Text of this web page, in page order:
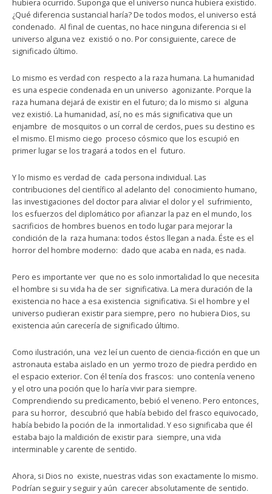
hubiera ocurrido. Suponga que el universo nunca hubiera existido.
¿Qué diferencia sustancial haría? De todos modos, el universo está
condenado. Al final de cuentas, no hace ninguna diferencia si el
universo alguna vez existió o no. Por consiguiente, carece de
significado último.
Lo mismo es verdad con respecto a la raza humana. La humanidad
es una especie condenada en un universo agonizante. Porque la
raza humana dejará de existir en el futuro; da lo mismo si alguna
vez existió. La humanidad, así, no es más significativa que un
enjambre de mosquitos o un corral de cerdos, pues su destino es
el mismo. El mismo ciego proceso cósmico que los escupió en
primer lugar se los tragará a todos en el futuro.
Y lo mismo es verdad de cada persona individual. Las
contribuciones del científico al adelanto del conocimiento humano,
las investigaciones del doctor para aliviar el dolor y el sufrimiento,
los esfuerzos del diplomático por afianzar la paz en el mundo, los
sacrificios de hombres buenos en todo lugar para mejorar la
condición de la raza humana: todos éstos llegan a nada. Éste es el
horror del hombre moderno: dado que acaba en nada, es nada.
Pero es importante ver que no es solo inmortalidad lo que necesita
el hombre si su vida ha de ser significativa. La mera duración de la
existencia no hace a esa existencia significativa. Si el hombre y el
universo pudieran existir para siempre, pero no hubiera Dios, su
existencia aún carecería de significado último.
Como ilustración, una vez leí un cuento de ciencia-ficción en que un
astronauta estaba aislado en un yermo trozo de piedra perdido en
el espacio exterior. Con él tenía dos frascos: uno contenía veneno
y el otro una poción que lo haría vivir para siempre.
Comprendiendo su predicamento, bebió el veneno. Pero entonces,
para su horror, descubrió que había bebido del frasco equivocado,
había bebido la poción de la inmortalidad. Y eso significaba que él
estaba bajo la maldición de existir para siempre, una vida
interminable y carente de sentido.
Ahora, si Dios no existe, nuestras vidas son exactamente lo mismo.
Podrían seguir y seguir y aún carecer absolutamente de sentido.